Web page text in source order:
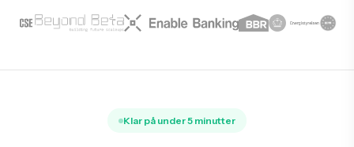
Klar på under 5 minutter